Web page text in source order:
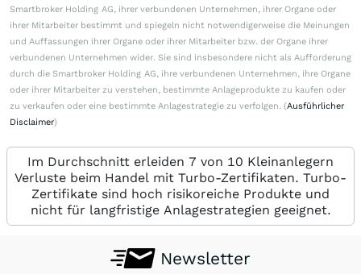
Smartbroker Holding AG, ihrer verbundenen Unternehmen, ihrer Organe oder
ihrer Mitarbeiter bestimmt und spiegeln nicht notwendigerweise die Meinungen
und Auffassungen ihrer Organe oder ihrer Mitarbeiter bzw. der Organe ihrer
verbundenen Unternehmen wider. Sie sind insbesondere nicht als Aufforderung
durch die Smartbroker Holding AG, ihre verbundenen Unternehmen, ihre Organe
oder ihrer Mitarbeiter zu verstehen, bestimmte Anlageprodukte zu kaufen oder
zu verkaufen oder eine bestimmte Anlagestrategie zu verfolgen. (Ausführlicher
Disclaimer)
Im Durchschnitt erleiden 7 von 10 Kleinanlegern
Verluste beim Handel mit Turbo-Zertifikaten. Turbo-
Zertifikate sind hoch risikoreiche Produkte und
nicht für langfristige Anlagestrategien geeignet.
Newsletter